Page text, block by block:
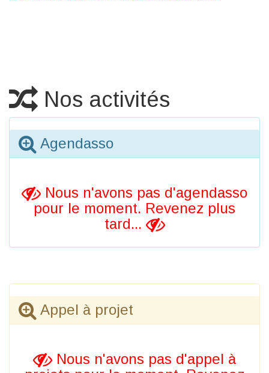
Nos activités
Agendasso
Nous n'avons pas d'agendasso
pour le moment. Revenez plus
tard...
Appel à projet
Nous n'avons pas d'appel à